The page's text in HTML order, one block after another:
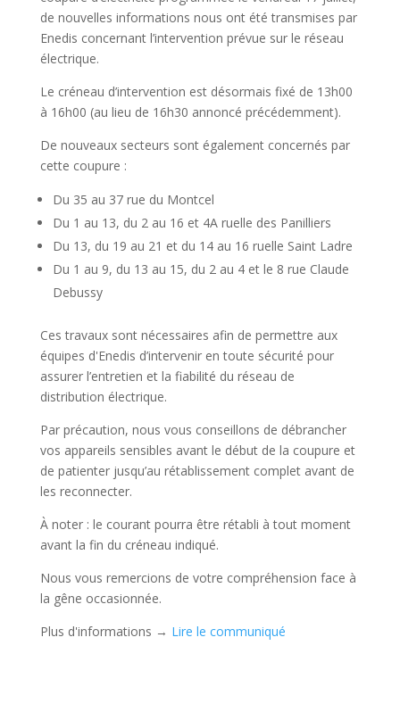
de nouvelles informations nous ont été transmises par
Enedis concernant l’intervention prévue sur le réseau
électrique.
Le créneau d’intervention est désormais fixé de 13h00
à 16h00 (au lieu de 16h30 annoncé précédemment).
De nouveaux secteurs sont également concernés par
cette coupure :
Du 35 au 37 rue du Montcel
Du 1 au 13, du 2 au 16 et 4A ruelle des Panilliers
Du 13, du 19 au 21 et du 14 au 16 ruelle Saint Ladre
Du 1 au 9, du 13 au 15, du 2 au 4 et le 8 rue Claude
Debussy
Ces travaux sont nécessaires afin de permettre aux
équipes d'Enedis d’intervenir en toute sécurité pour
assurer l’entretien et la fiabilité du réseau de
distribution électrique.
Par précaution, nous vous conseillons de débrancher
vos appareils sensibles avant le début de la coupure et
de patienter jusqu’au rétablissement complet avant de
les reconnecter.
À noter : le courant pourra être rétabli à tout moment
avant la fin du créneau indiqué.
Nous vous remercions de votre compréhension face à
la gêne occasionnée.
Plus d'informations → Lire le communiqué